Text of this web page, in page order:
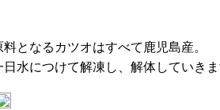
となるカツオはすべて鹿児島産。
水につけて解凍し、解体していきま